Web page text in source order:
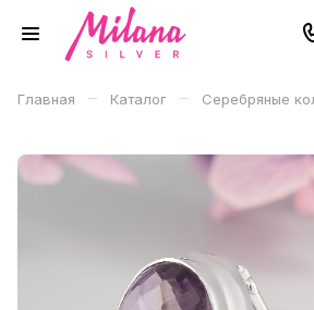
Главная – Каталог – Серебряные